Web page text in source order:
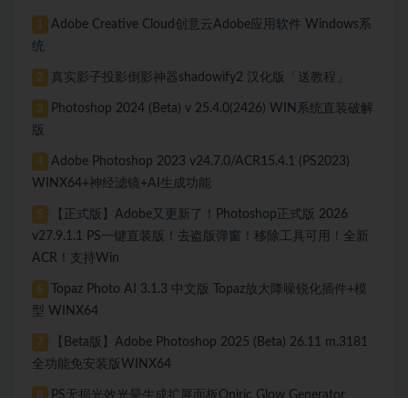
1
Adobe Creative Cloud创意云Adobe应用软件 Windows系
统
2 真实影子投影倒影神器shadowify2 汉化版「送教程」
3
Photoshop 2024 (Beta) v 25.4.0(2426) WIN系统直装破解
版
4
Adobe Photoshop 2023 v24.7.0/ACR15.4.1 (PS2023)
WINX64+神经滤镜+AI生成功能
5
【正式版】Adobe又更新了！Photoshop正式版 2026
v27.9.1.1 PS一键直装版！去盗版弹窗！移除工具可用！全新
ACR！支持Win
6
Topaz Photo AI 3.1.3 中文版 Topaz放大降噪锐化插件+模
型 WINX64
7
【Beta版】Adobe Photoshop 2025 (Beta) 26.11 m.3181
全功能免安装版WINX64
8
PS无损光效光晕生成扩展面板Oniric Glow Generator